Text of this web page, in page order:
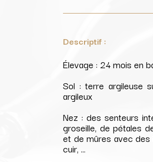
Descriptif :
Élevage : 24 mois en
Sol : terre argileuse
argileux
Nez : des senteurs
groseille, de pétales
et de mûres avec
cuir, …